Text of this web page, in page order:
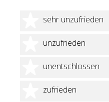
sehr unzufrieden
1 Stern
unzufrieden
2 Sterne
unentschlossen
3 Sterne
zufrieden
4 Sterne